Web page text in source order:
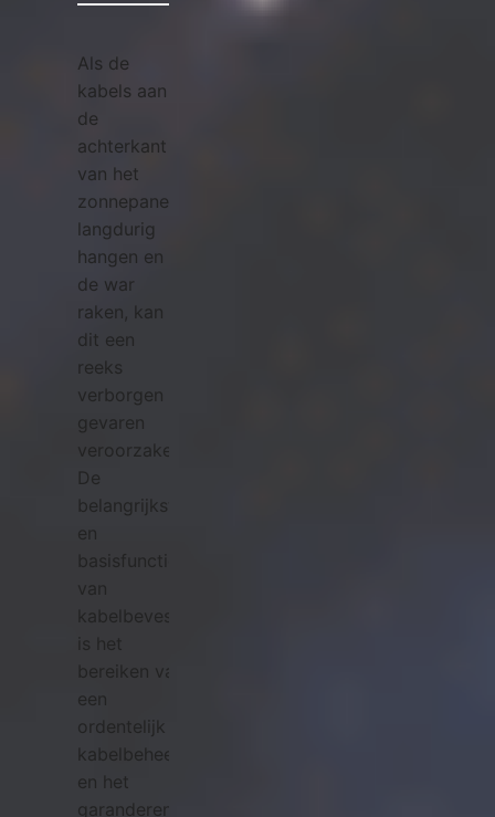
Als de
kabels aan
de
achterkant
van het
zonnepaneel
langdurig
hangen en in
de war
raken, kan
dit een
reeks
verborgen
gevaren
veroorzaken.
De
belangrijkste
en
basisfunctie
van
kabelbevestigingsgespen
is het
bereiken van
een
ordentelijk
kabelbeheer
en het
garanderen